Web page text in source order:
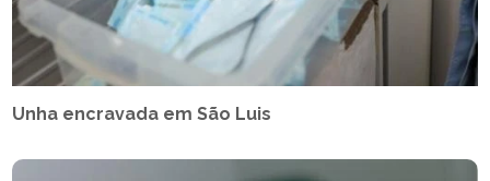
Unha encravada em São Luis